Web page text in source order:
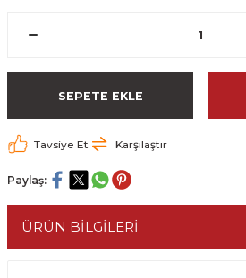
SEPETE EKLE
Tavsiye Et Karşılaştır
Paylaş:
ÜRÜN BİLGİLERİ